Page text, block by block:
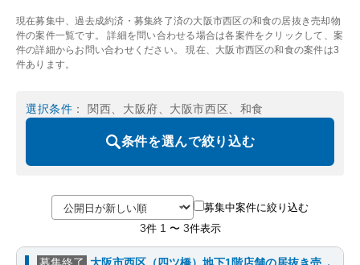
現在募集中、過去成約済・募集終了済の大阪市西区の和食の居抜き売却物
件の案件一覧です。 詳細を問い合わせる場合は各案件をクリックして、案
件の詳細からお問い合わせください。 現在、大阪市西区の和食の案件は3
件あります。
選択条件 ： 関西、大阪府、大阪市西区、和食
条件を選んで絞り込む
募集中案件に絞り込む
3件 1 〜 3件表示